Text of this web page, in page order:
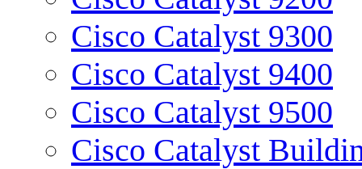
Cisco Catalyst 9300
Cisco Catalyst 9400
Cisco Catalyst 9500
Cisco Catalyst